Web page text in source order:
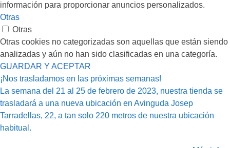
información para proporcionar anuncios personalizados.
Otras
Otras
Otras cookies no categorizadas son aquellas que están siendo
analizadas y aún no han sido clasificadas en una categoría.
GUARDAR Y ACEPTAR
¡Nos trasladamos en las próximas semanas!
La semana del 21 al 25 de febrero de 2023, nuestra tienda se
trasladará a una nueva ubicación en Avinguda Josep
Tarradellas, 22, a tan solo 220 metros de nuestra ubicación
habitual.